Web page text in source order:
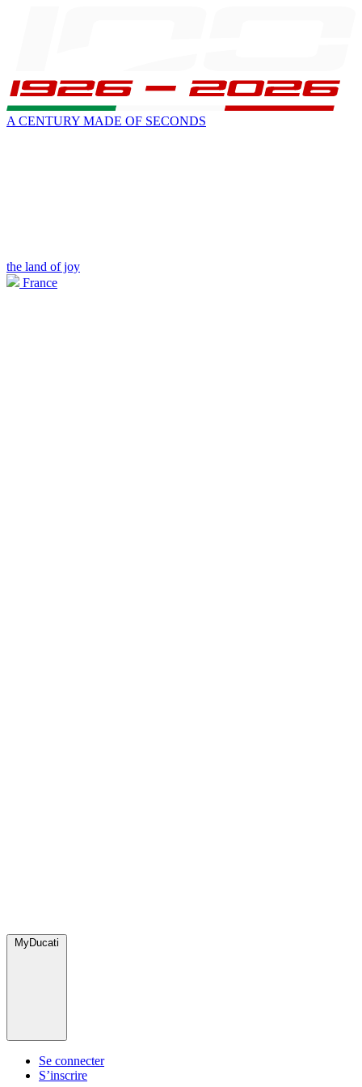
A CENTURY MADE OF SECONDS
the land of joy
France
MyDucati
Se connecter
S’inscrire